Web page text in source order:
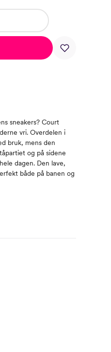
sneakers? Court
vri. Overdelen i
bruk, mens den
og på sidene
dagen. Den lave,
både på banen og